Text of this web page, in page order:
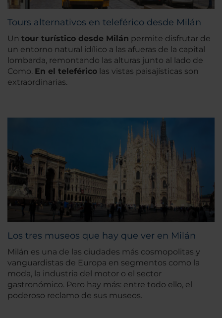
Tours alternativos en teleférico desde Milán
Un tour turístico desde Milán permite disfrutar de
un entorno natural idílico a las afueras de la capital
lombarda, remontando las alturas junto al lado de
Como. En el teleférico las vistas paisajísticas son
extraordinarias.
Los tres museos que hay que ver en Milán
Milán es una de las ciudades más cosmopolitas y
vanguardistas de Europa en segmentos como la
moda, la industria del motor o el sector
gastronómico. Pero hay más: entre todo ello, el
poderoso reclamo de sus museos.